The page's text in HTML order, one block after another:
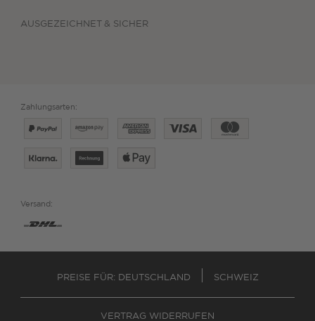
AUSGEZEICHNET & SICHER
Zahlungsarten:
Versand:
PREISE FÜR: DEUTSCHLAND SCHWEIZ
VERTRAG WIDERRUFEN